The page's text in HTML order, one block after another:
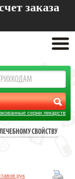
заказа
серии лекарств
СВОЙСТВУ
рук